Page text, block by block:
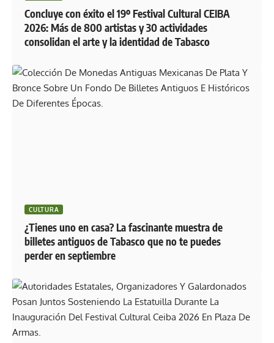
Concluye con éxito el 19º Festival Cultural CEIBA
2026: Más de 800 artistas y 30 actividades
consolidan el arte y la identidad de Tabasco
CULTURA
¿Tienes uno en casa? La fascinante muestra de
billetes antiguos de Tabasco que no te puedes
perder en septiembre